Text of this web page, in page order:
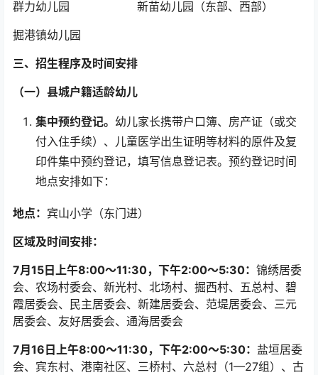
群力幼儿园 新苗幼儿园（东部、西部）
掘港镇幼儿园
三、招生程序及时间安排
（一）县城户籍适龄幼儿
集中预约登记。 幼儿家长携带户口簿、房产证（或交
付入住手续）、儿童医学出生证明等材料的原件及复
印件集中预约登记，填写信息登记表。预约登记时间
地点安排如下：
地点： 宾山小学（东门进）
区域及时间安排：
7月15日 上午8:00～11:30，下午2:00～5:30： 锦绣居委
会、农场村委会、新光村、北场村、掘西村、五总村、碧
霞居委会、民主居委会、新建居委会、范堤居委会、三元
居委会、友好居委会、通海居委会
7月16日 上午8:00～11:30，下午2:00～5:30： 盐垣居委
会、宾东村、港南社区、三桥村、六总村（1—27组）、古